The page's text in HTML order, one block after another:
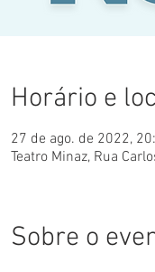
Horário e
27 de ago. de 2022,
Teatro Minaz, Rua
Sobre o